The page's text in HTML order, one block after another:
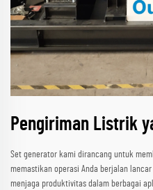
Pengiriman Listrik
Set generator kami dirancang untuk
memastikan operasi Anda berjalan
menjaga produktivitas dalam berbagai